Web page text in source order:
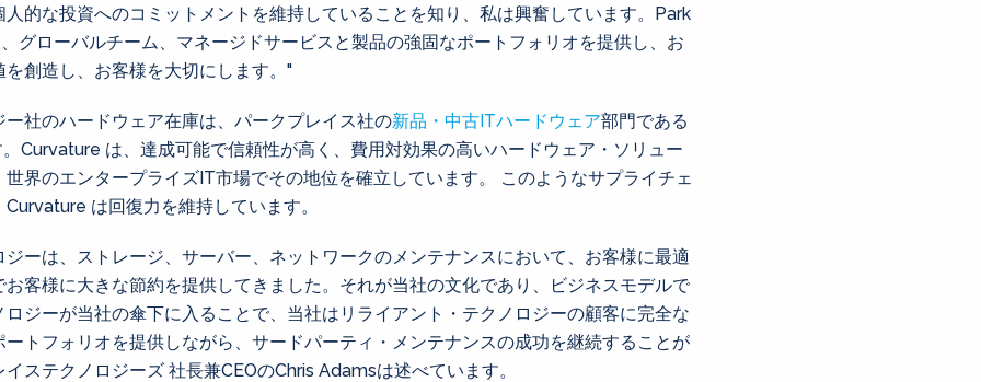
的な投資へのコミットメントを維持していることを知り、私は興奮しています。Park
グローバルチーム、マネージドサービスと製品の強固なポートフォリオを提供し、お
創造し、お客様を大切にします。"
ー社のハードウェア在庫は、パークプレイス社の新品・中古ITハードウェア部門である
Curvature は、達成可能で信頼性が高く、費用対効果の高いハードウェア・ソリュー
界のエンタープライズIT市場でその地位を確立しています。 このようなサプライチェ
は回復力を維持しています。
ジーは、ストレージ、サーバー、ネットワークのメンテナンスにおいて、お客様に最適
客様に大きな節約を提供してきました。それが当社の文化であり、ビジネスモデルで
ジーが当社の傘下に入ることで、当社はリライアント・テクノロジーの顧客に完全な
トフォリオを提供しながら、サードパーティ・メンテナンスの成功を継続することが
ステクノロジーズ 社長兼CEOのChris Adamsは述べています。